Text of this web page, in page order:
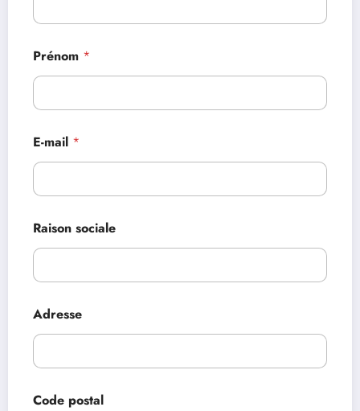
Prénom *
E-mail *
Raison sociale
Adresse
Code postal